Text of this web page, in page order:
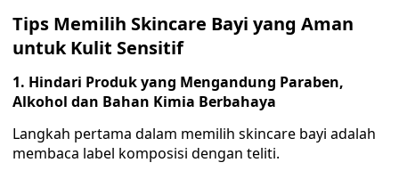
Tips Memilih Skincare Bayi yang Aman
untuk Kulit Sensitif
1. Hindari Produk yang Mengandung Paraben,
Alkohol dan Bahan Kimia Berbahaya
Langkah pertama dalam memilih skincare bayi adalah
membaca label komposisi dengan teliti.